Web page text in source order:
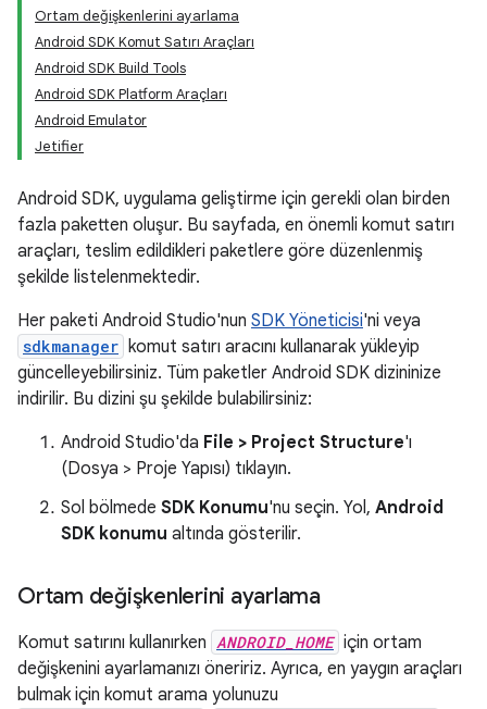
Ortam değişkenlerini ayarlama
Android SDK Komut Satırı Araçları
Android SDK Build Tools
Android SDK Platform Araçları
Android Emulator
Jetifier
Android SDK, uygulama geliştirme için gerekli olan birden
fazla paketten oluşur. Bu sayfada, en önemli komut satırı
araçları, teslim edildikleri paketlere göre düzenlenmiş
şekilde listelenmektedir.
Her paketi Android Studio'nun SDK Yöneticisi'ni veya
sdkmanager komut satırı aracını kullanarak yükleyip
güncelleyebilirsiniz. Tüm paketler Android SDK dizininize
indirilir. Bu dizini şu şekilde bulabilirsiniz:
Android Studio'da File > Project Structure'ı
(Dosya > Proje Yapısı) tıklayın.
Sol bölmede SDK Konumu'nu seçin. Yol, Android
SDK konumu altında gösterilir.
Ortam değişkenlerini ayarlama
Komut satırını kullanırken ANDROID_HOME için ortam
değişkenini ayarlamanızı öneririz. Ayrıca, en yaygın araçları
bulmak için komut arama yolunuzu